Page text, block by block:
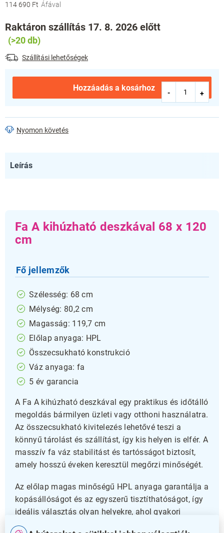
114 690 Ft
Egységár:
Raktáron szállítás 17. 8. 2026 előtt
(>20 db)
Szállítási lehetőségek
Hozzáadás a kosárhoz
Nyomon követés
Leírás
Fa A kihúzható deszkával 68 x 120
cm
Fő jellemzők
Szélesség: 68 cm
Mélység: 80,2 cm
Magasság: 119,7 cm
Előlap anyaga: HPL
Összecsukható konstrukció
Váz anyaga: fa
5 év garancia
A Fa A kihúzható deszkával egy praktikus és időtálló
megoldás bármilyen üzleti vagy otthoni használatra.
Az összecsukható kivitelezés lehetővé teszi a
könnyű tárolást és szállítást, így kis helyen is elfér. A
masszív fa váz stabilitást és tartósságot biztosít,
amely hosszú éveken keresztül megőrzi minőségét.
Az előlap magas minőségű HPL anyaga garantálja a
kopásállóságot és az egyszerű tisztíthatóságot, így
ideális választás olyan helyekre, ahol gyakori
használatra van szükség. A kihúzható deszka